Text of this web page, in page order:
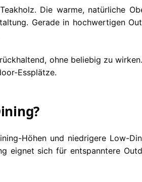
Die warme, natürliche
Gerade in hochwertigen
ohne beliebig zu
Essplätze.
Höhen und niedrigere Low-
eignet sich für entspanntere